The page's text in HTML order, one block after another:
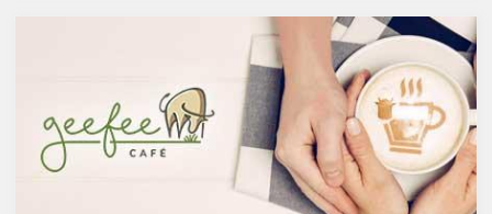
で、蒸留酒は一般的には40度～
50度、最大で90度台のアルコー
ルとなります。以下が主なお酒
の醸造酒と蒸留酒の分類です。
免疫力を向上させる亜鉛の吸収
を助けるケルセチン
免疫力を保つことは、コロナウ
イルスの対策に限らず風邪やイ
ンフルエンザなど、さまざまな
疾患に対して人の体に有益な効
果を与えます。その免疫システ
ムを維持するのに重要な働きを
するのが亜鉛。